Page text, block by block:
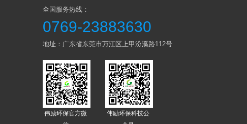
全国服务热线：
0769-23883630
地址：广东省东莞市万江区上甲汾溪路112号
伟励环保官方微
伟励环保科技公